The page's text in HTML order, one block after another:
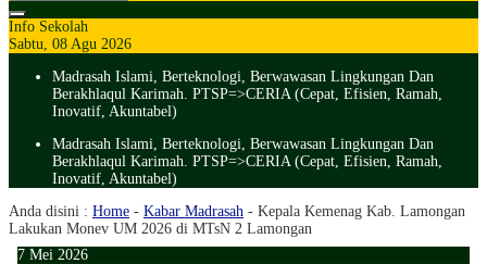
Info Sekolah
Sabtu, 08 Agu 2026
Madrasah Islami, Berteknologi, Berwawasan Lingkungan Dan
Berakhlaqul Karimah. PTSP=>CERIA (Cepat, Efisien, Ramah,
Inovatif, Akuntabel)
Madrasah Islami, Berteknologi, Berwawasan Lingkungan Dan
Berakhlaqul Karimah. PTSP=>CERIA (Cepat, Efisien, Ramah,
Inovatif, Akuntabel)
Anda disini : Home - Kabar Madrasah - Kepala Kemenag Kab. Lamongan
Lakukan Monev UM 2026 di MTsN 2 Lamongan
7 Mei 2026